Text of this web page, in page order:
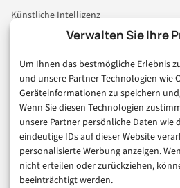
Verwalten Sie Ihre
Um Ihnen das bestmögliche Erlebnis
und unsere Partner Technologien wie
Geräteinformationen zu speichern
Wenn Sie diesen Technologien
unsere Partner persönliche Daten wie
eindeutige IDs auf dieser Website
personalisierte Werbung anzeigen.
nicht erteilen oder zurückziehen,
beeinträchtigt werden.
Künstliche Intelligenz
Technologie & IT
Consumer & Digital Life
Marketing
Finanzen & FinTech
Business & Karriere
Sicherheit & Recht
Digitalisierung
Marketing